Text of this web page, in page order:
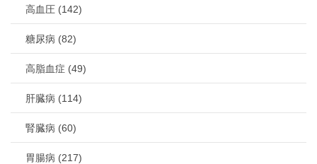
高血圧 (142)
糖尿病 (82)
高脂血症 (49)
肝臓病 (114)
腎臓病 (60)
胃腸病 (217)